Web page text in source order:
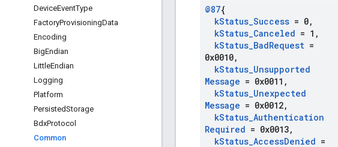
DeviceEventType
FactoryProvisioningData
Encoding
BigEndian
LittleEndian
Logging
Platform
PersistedStorage
BdxProtocol
Common
@87{
kStatus_Success = 0,
kStatus_Canceled = 1 ,
kStatus_BadRequest =
0x0010,
kStatus_Unsupported
Message = 0x0011 ,
kStatus_Unexpected
Message = 0x0012,
kStatus_Authentication
Required = 0x0013,
kStatus_AccessDenied =